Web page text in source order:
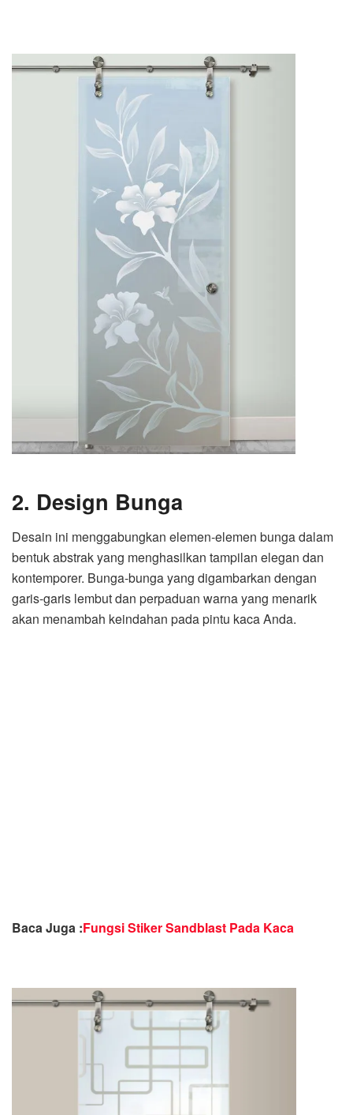
2. Design Bunga
Desain ini menggabungkan elemen-elemen bunga dalam
bentuk abstrak yang menghasilkan tampilan elegan dan
kontemporer. Bunga-bunga yang digambarkan dengan
garis-garis lembut dan perpaduan warna yang menarik
akan menambah keindahan pada pintu kaca Anda.
Baca Juga :Fungsi Stiker Sandblast Pada Kaca